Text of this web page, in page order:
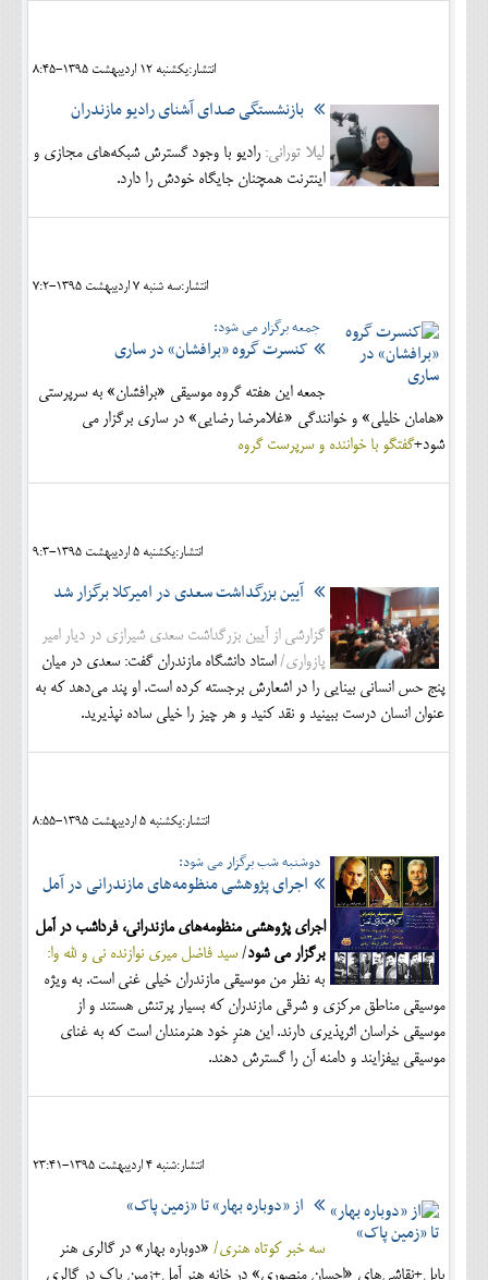
انتشار:يکشنبه 12 ارديبهشت 1395-8:45
بازنشستگی صدای آشنای رادیو مازندران
لیلا تورانی: رادیو با وجود گسترش شبکه‌های مجازی و
اینترنت همچنان جایگاه خودش را دارد.
انتشار:سه شنبه 7 ارديبهشت 1395-7:2
جمعه برگزار می شود:
کنسرت گروه «برافشان» در ساری
جمعه این هفته گروه موسیقی «برافشان» به سرپرستی
«هامان خلیلی» و خوانندگی «غلامرضا رضایی» در ساری برگزار می
شود+گفتگو با خواننده و سرپرست گروه
انتشار:يکشنبه 5 ارديبهشت 1395-9:3
آیین بزرگداشت سعدی در امیرکلا برگزار شد
گزارشی از آیین بزرگداشت سعدی شیرازی در دیار امیر
پازواری/استاد دانشگاه مازندران گفت: سعدی در میان
پنج حس انسانی بینایی را در اشعارش برجسته کرده است. او پند می‌دهد که به
عنوان انسان درست ببینید و نقد کنید و هر چیز را خیلی ساده نپذیرید.
انتشار:يکشنبه 5 ارديبهشت 1395-8:55
دوشنبه شب برگزار می شود:
اجرای پژوهشی منظومه‌های مازندرانی در آمل
اجرای پژوهشی منظومه‌های مازندرانی، فرداشب در آمل
برگزار می شود/سید فاضل میری نوازنده نی و لله وا:
به نظر من موسیقی مازندران خیلی غنی است. به ویژه
موسیقی مناطق مرکزی و شرقی مازندران که بسیار پرتنش هستند و از
موسیقی خراسان اثرپذیری دارند. این هنرِ خود هنرمندان است که به غنای
موسیقی بیفزایند و دامنه آن را گسترش دهند.
انتشار:شنبه 4 ارديبهشت 1395-23:41
از «دوباره بهار» تا «زمین پاک»
سه خبر کوتاه هنری/ «دوباره بهار» در گالری هنر
بابل+نقاشی‌های «احسان منصوری» در خانه هنر آمل+زمین پاک در گالری